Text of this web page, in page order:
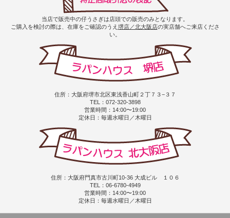
当店で販売中の仔うさぎは店頭での販売のみとなります。
ご購入を検討の際は、在庫をご確認のうえ 堺店／北大阪店の実店舗へご来店くださ
い。
住所：大阪府堺市北区東浅香山町２丁７３−３７
TEL：072-320-3898
営業時間：14:00〜19:00
定休日：毎週水曜日／木曜日
住所：大阪府門真市古川町10-36 大成ビル １０６
TEL：06-6780-4949
営業時間：14:00〜19:00
定休日：毎週水曜日／木曜日